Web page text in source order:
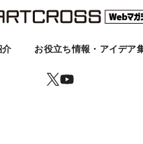
介 お役立ち情報・アイデア